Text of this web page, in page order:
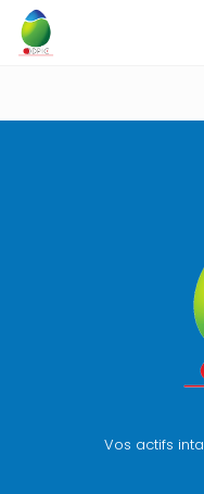
Vos actifs